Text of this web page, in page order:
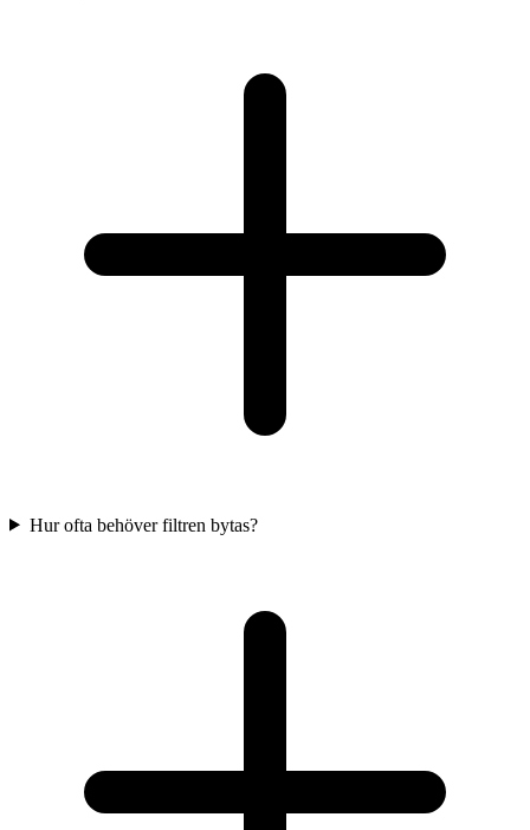
Hur ofta behöver filtren bytas?